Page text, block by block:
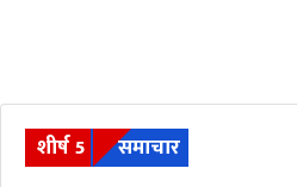
शीर्ष 5 समाचार